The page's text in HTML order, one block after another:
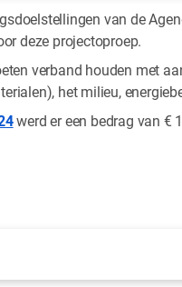
van de
deze projectoproep.
verband houden met
het milieu,
werd er een bedrag van €